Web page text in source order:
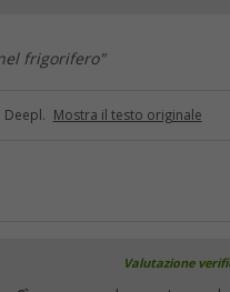
frigorifero"
Deepl. Mostra il testo originale
Valutazione